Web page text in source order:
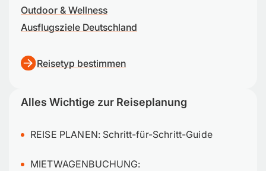
Outdoor & Wellness
Ausflugsziele Deutschland
Reisetyp bestimmen
Alles Wichtige zur Reiseplanung
REISE PLANEN: Schritt-für-Schritt-Guide
MIETWAGENBUCHUNG: